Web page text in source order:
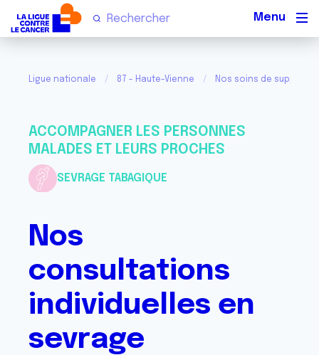
Ligue nationale 87 - Haute-Vienne Nos soins de support
ACCOMPAGNER LES PERSONNES
MALADES ET LEURS PROCHES
SEVRAGE TABAGIQUE
Nos
consultations
individuelles en
sevrage